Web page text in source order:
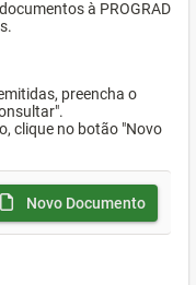
à PROGRAD
preencha o
clique no botão "Novo
Novo Documento